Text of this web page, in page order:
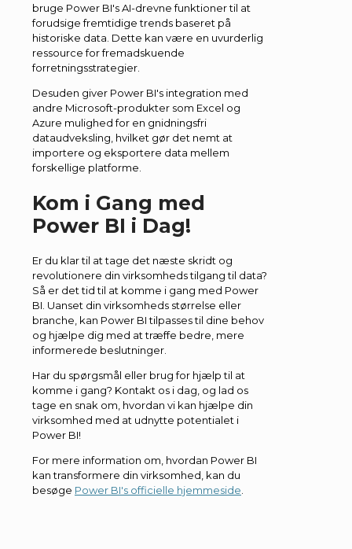
bruge Power BI's AI-drevne funktioner til at
forudsige fremtidige trends baseret på
historiske data. Dette kan være en uvurderlig
ressource for fremadskuende
forretningsstrategier.
Desuden giver Power BI's integration med
andre Microsoft-produkter som Excel og
Azure mulighed for en gnidningsfri
dataudveksling, hvilket gør det nemt at
importere og eksportere data mellem
forskellige platforme.
Kom i Gang med
Power BI i Dag!
Er du klar til at tage det næste skridt og
revolutionere din virksomheds tilgang til data?
Så er det tid til at komme i gang med Power
BI. Uanset din virksomheds størrelse eller
branche, kan Power BI tilpasses til dine behov
og hjælpe dig med at træffe bedre, mere
informerede beslutninger.
Har du spørgsmål eller brug for hjælp til at
komme i gang? Kontakt os i dag, og lad os
tage en snak om, hvordan vi kan hjælpe din
virksomhed med at udnytte potentialet i
Power BI!
For mere information om, hvordan Power BI
kan transformere din virksomhed, kan du
besøge Power BI's officielle hjemmeside.